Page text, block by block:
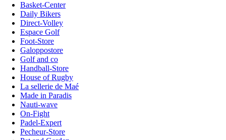
Basket-Center
Daily Bikers
Direct-Volley
Espace Golf
Foot-Store
Galoppostore
Golf and co
Handball-Store
House of Rugby
La sellerie de Maé
Made in Paradis
Nauti-wave
On-Fight
Padel-Expert
Pecheur-Store